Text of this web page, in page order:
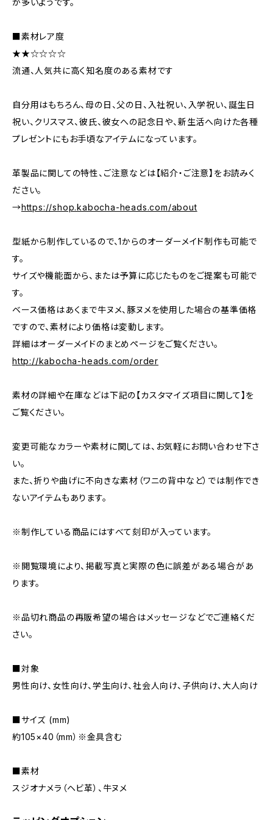
が多いようです。
■素材レア度
★★☆☆☆☆
流通、人気共に高く知名度のある素材です
自分用はもちろん、母の日、父の日、入社祝い、入学祝い、誕生日
祝い、クリスマス、彼氏、彼女への記念日や、新生活へ向けた各種
プレゼントにもお手頃なアイテムになっています。
革製品に関しての特性、ご注意などは【紹介・ご注意】をお読みく
ださい。
→https://shop.kabocha-heads.com/about
型紙から制作しているので、1からのオーダーメイド制作も可能で
す。
サイズや機能面から、または予算に応じたものをご提案も可能で
す。
ベース価格はあくまで牛ヌメ、豚ヌメを使用した場合の基準価格
ですので、素材により価格は変動します。
詳細はオーダーメイドのまとめページをご覧ください。
http://kabocha-heads.com/order
素材の詳細や在庫などは下記の【カスタマイズ項目に関して】を
ご覧ください。
変更可能なカラーや素材に関しては、お気軽にお問い合わせ下さ
い。
また、折りや曲げに不向きな素材（ワニの背中など）では制作でき
ないアイテムもあります。
※制作している商品にはすべて刻印が入っています。
※閲覧環境により、掲載写真と実際の色に誤差がある場合があ
ります。
※品切れ商品の再販希望の場合はメッセージなどでご連絡くだ
さい。
■対象
男性向け、女性向け、学生向け、社会人向け、子供向け、大人向け
■サイズ (mm)
約105×40（mm）※金具含む
■素材
スジオナメラ（ヘビ革）、牛ヌメ